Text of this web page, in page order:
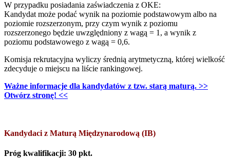
W przypadku posiadania zaświadczenia z OKE:
Kandydat może podać wynik na poziomie podstawowym albo na
poziomie rozszerzonym, przy czym wynik z poziomu
rozszerzonego będzie uwzględniony z wagą = 1, a wynik z
poziomu podstawowego z wagą = 0,6.
Komisja rekrutacyjna wyliczy średnią arytmetyczną, której wielkość
zdecyduje o miejscu na liście rankingowej.
Ważne informacje dla kandydatów z tzw. starą maturą. >>
Otwórz stronę! <<
Kandydaci z Maturą Międzynarodową (IB)
Próg kwalifikacji: 30 pkt.